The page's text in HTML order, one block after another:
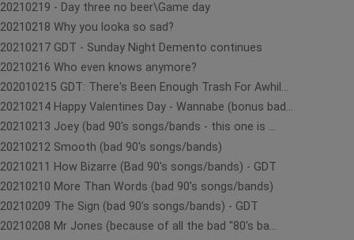
20210219 - Day three no beer\Game day
20210218 Why you looka so sad?
20210217 GDT - Sunday Night Demento continues
20210216 Who even knows anymore?
202010215 GDT: There's Been Enough Trash For Awhil...
20210214 Happy Valentines Day - Wannabe (bonus bad...
20210213 Joey (bad 90's songs/bands - this one is ...
20210212 Smooth (bad 90's songs/bands)
20210211 How Bizarre (Bad 90's songs/bands) - GDT
20210210 More Than Words (bad 90's songs/bands)
20210209 The Sign (bad 90's songs/bands) - GDT
20210208 Mr Jones (because of all the bad "80's ba...